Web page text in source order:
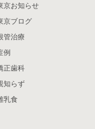
京お知らせ
京ブログ
管治療
例
正歯科
知らず
乳食